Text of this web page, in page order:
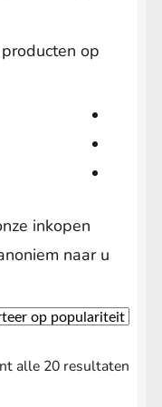
op
inkopen
naar u
alle 20 resultaten